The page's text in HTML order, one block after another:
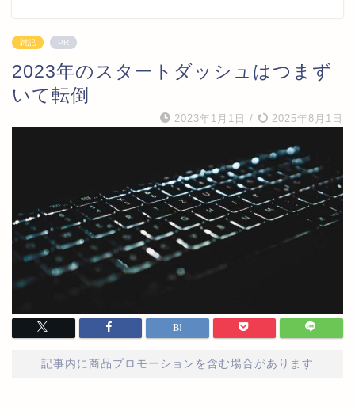
雑記 PR
2023年のスタートダッシュはつまず
いて転倒
2023年1月1日 / 2025年8月1日
記事内に商品プロモーションを含む場合があります